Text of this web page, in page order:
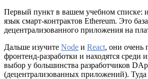
Первый пункт в вашем учебном списке:
язык смарт-контрактов Ethereum. Это
децентрализованного приложения на
Дальше изучите Node и React, они очень
фронтенд-разработки и находятся среди
выбор у большинства разработчиков
(децентрализованных приложений).